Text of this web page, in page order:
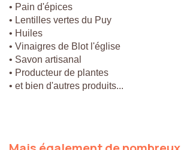
• Pain d'épices
• Lentilles vertes du Puy
• Huiles
• Vinaigres de Blot l'église
• Savon artisanal
• Producteur de plantes
• et bien d'autres produits...